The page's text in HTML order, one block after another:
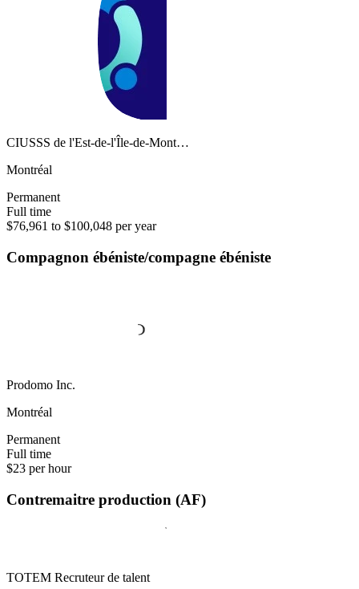
CIUSSS de l'Est-de-l'Île-de-Mont…
Montréal
Permanent
Full time
$76,961 to $100,048 per year
Compagnon ébéniste/compagne ébéniste
Prodomo Inc.
Montréal
Permanent
Full time
$23 per hour
Contremaitre production (AF)
TOTEM Recruteur de talent